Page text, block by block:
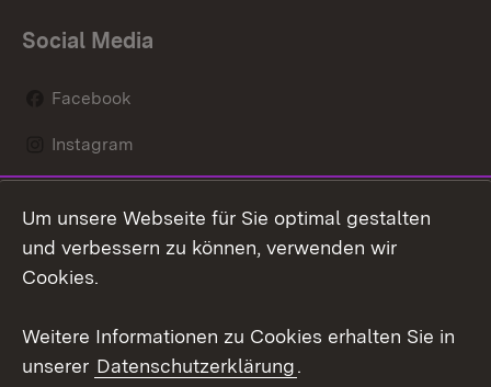
Social Media
Facebook
Instagram
Social Wall
Youtube
Kontakt
Datenschutz
Um unsere Webseite für Sie optimal gestalten
und verbessern zu können, verwenden wir
Cookies.
Weitere Informationen zu Cookies erhalten Sie in
unserer Datenschutzerklärung.